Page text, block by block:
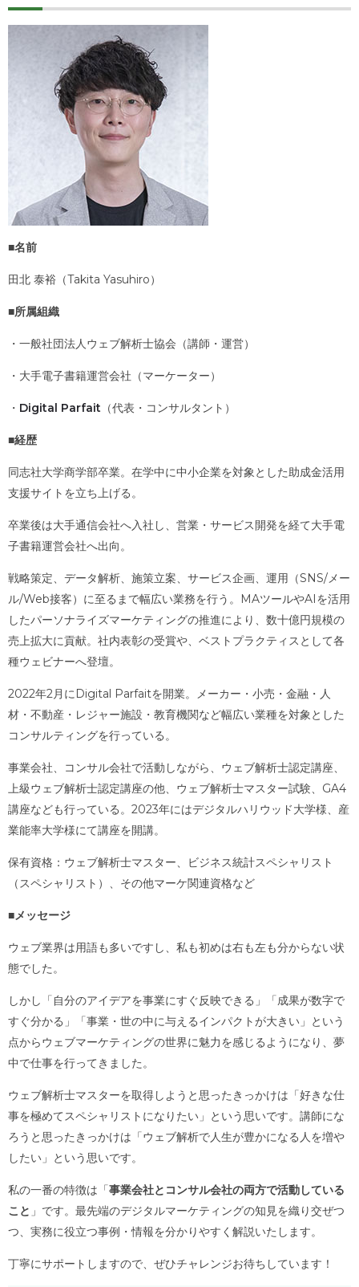
■名前
田北 泰裕（Takita Yasuhiro）
■所属組織
・一般社団法人ウェブ解析士協会（講師・運営）
・大手電子書籍運営会社（マーケーター）
・ Digital Parfait （代表・コンサルタント）
■経歴
同志社大学商学部卒業。在学中に中小企業を対象とした助成金活用
支援サイトを立ち上げる。
卒業後は大手通信会社へ入社し、営業・サービス開発を経て大手電
子書籍運営会社へ出向。
戦略策定、データ解析、施策立案、サービス企画、運用（SNS/メー
ル/Web接客）に至るまで幅広い業務を行う。MAツールやAIを活用
したパーソナライズマーケティングの推進により、数十億円規模の
売上拡大に貢献。社内表彰の受賞や、ベストプラクティスとして各
種ウェビナーへ登壇。
2022年2月にDigital Parfaitを開業。メーカー・小売・金融・人
材・不動産・レジャー施設・教育機関など幅広い業種を対象とした
コンサルティングを行っている。
事業会社、コンサル会社で活動しながら、ウェブ解析士認定講座、
上級ウェブ解析士認定講座の他、ウェブ解析士マスター試験、GA4
講座なども行っている。2023年にはデジタルハリウッド大学様、産
業能率大学様にて講座を開講。
保有資格：ウェブ解析士マスター、ビジネス統計スペシャリスト
（スペシャリスト）、その他マーケ関連資格など
■メッセージ
ウェブ業界は用語も多いですし、私も初めは右も左も分からない状
態でした。
しかし「自分のアイデアを事業にすぐ反映できる」「成果が数字で
すぐ分かる」「事業・世の中に与えるインパクトが大きい」という
点からウェブマーケティングの世界に魅力を感じるようになり、夢
中で仕事を行ってきました。
ウェブ解析士マスターを取得しようと思ったきっかけは「好きな仕
事を極めてスペシャリストになりたい」という思いです。講師にな
ろうと思ったきっかけは「ウェブ解析で人生が豊かになる人を増や
したい」という思いです。
私の一番の特徴は「事業会社とコンサル会社の両方で活動している
こと 」です。最先端のデジタルマーケティングの知見を織り交ぜつ
つ、実務に役立つ事例・情報を分かりやすく解説いたします。
丁寧にサポートしますので、ぜひチャレンジお待ちしています！